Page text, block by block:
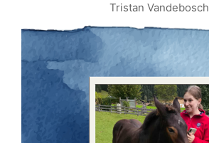
Tristan Vandebosch